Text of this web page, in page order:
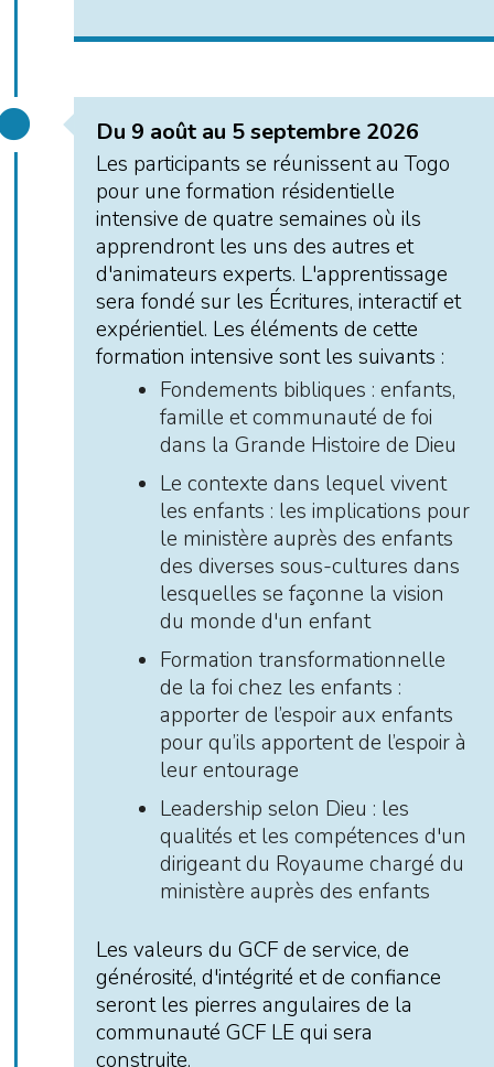
Du 9 août au 5 septembre 2026
Les participants se réunissent au Togo
pour une formation résidentielle
intensive de quatre semaines où ils
apprendront les uns des autres et
d'animateurs experts. L'apprentissage
sera fondé sur les Écritures, interactif et
expérientiel. Les éléments de cette
formation intensive sont les suivants :
Fondements bibliques : enfants,
famille et communauté de foi
dans la Grande Histoire de Dieu
Le contexte dans lequel vivent
les enfants : les implications pour
le ministère auprès des enfants
des diverses sous-cultures dans
lesquelles se façonne la vision
du monde d'un enfant
Formation transformationnelle
de la foi chez les enfants :
apporter de l’espoir aux enfants
pour qu’ils apportent de l’espoir à
leur entourage
Leadership selon Dieu : les
qualités et les compétences d'un
dirigeant du Royaume chargé du
ministère auprès des enfants
Les valeurs du GCF de service, de
générosité, d'intégrité et de confiance
seront les pierres angulaires de la
communauté GCF LE qui sera
construite.